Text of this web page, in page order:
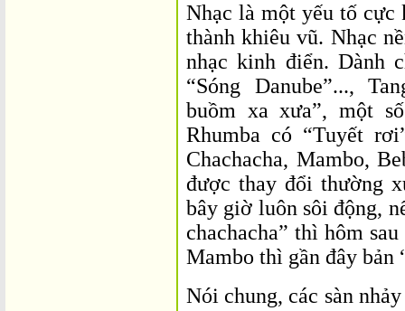
Nhạc là một yếu tố cực
thành khiêu vũ. Nhạc
nhạc kinh điển. Dành
“Sóng Danube”...,
buồm xa xưa”, một
Rhumba có “Tuyết
Chachacha, Mambo,
được thay đổi thường
bây giờ luôn sôi động,
chachacha” thì hôm
Mambo thì gần đây bản
Nói chung, các sàn